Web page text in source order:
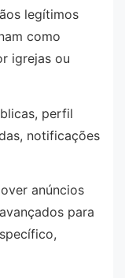
legítimos
como
igrejas ou
perfil
notificações
anúncios
para